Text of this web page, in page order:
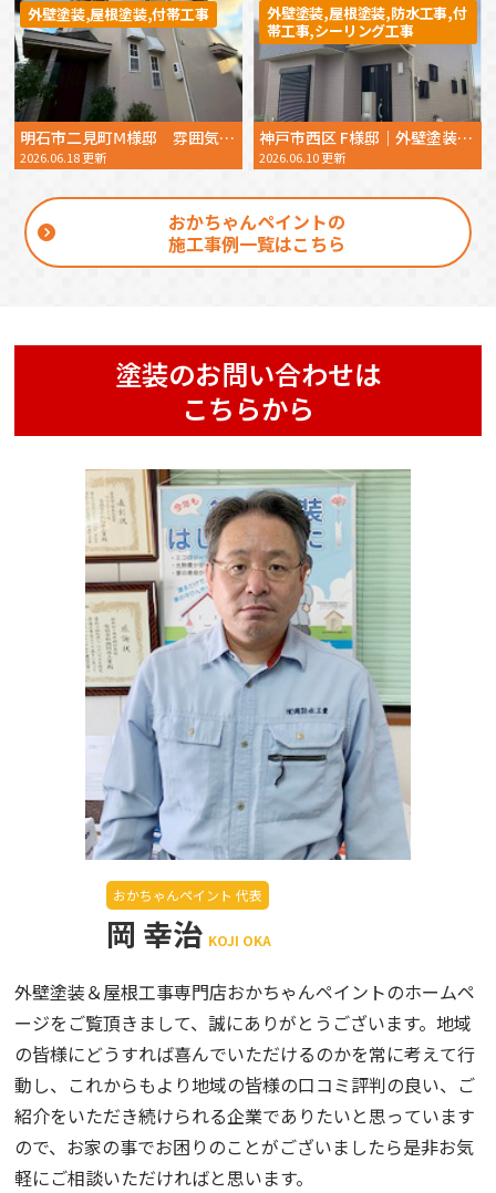
明石市二見町Ⅿ様邸 雰囲気を変えない外壁塗装で新築のような外観を取り戻した施工事例 2025年11月完工
2026.06.18 更新
外壁塗装,屋根塗装,付帯工事
神戸市西区 F様邸｜外壁塗装・屋根塗装｜毎日の作業報告で安心！丁寧な施工に大変満足のお声をいただきました｜2026年5月完工
2026.06.10 更新
外壁塗装,屋根塗装,防水工事,付
帯工事,シーリング工事
おかちゃんペイントの
施工事例一覧はこちら
塗装のお問い合わせは
こちらから
おかちゃんペイント 代表
岡 幸治 KOJI OKA
外壁塗装＆屋根工事専門店おかちゃんペイントのホームペ
ージをご覧頂きまして、誠にありがとうございます。地域
の皆様にどうすれば喜んでいただけるのかを常に考えて行
動し、これからもより地域の皆様の口コミ評判の良い、ご
紹介をいただき続けられる企業でありたいと思っています
ので、お家の事でお困りのことがございましたら是非お気
軽にご相談いただければと思います。